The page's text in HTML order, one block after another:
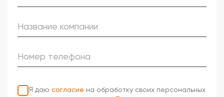
Я даю согласие на обработку своих персональных